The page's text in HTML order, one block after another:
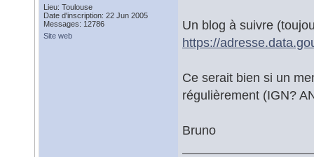
Lieu: Toulouse
Date d'inscription: 22 Jun 2005
Messages: 12786
Site web
Un blog à suivre
https://
Ce serait bien si un
régulièrement (IGN?
Bruno